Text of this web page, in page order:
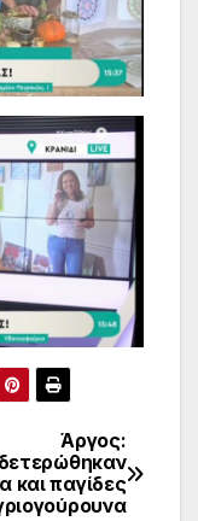
Άργος:
και παγίδες